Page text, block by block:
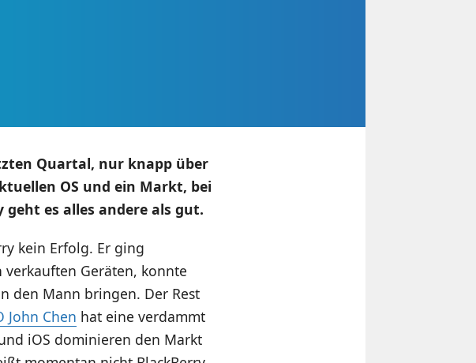
Quartal, nur knapp über
OS und ein Markt, bei
es alles andere als gut.
kein Erfolg. Er ging
Geräten, konnte
den Mann bringen. Der Rest
John Chen hat eine verdammt
iOS dominieren den Markt